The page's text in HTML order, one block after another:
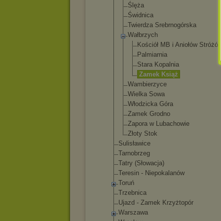
Ślęża
Świdnica
Twierdza Srebrnogórs ka
Wałbrzych
Kościół MB i Aniołów Stróżów
Palmiarnia
Stara Kopalnia
Zamek Książ
Wambierzyce
Wielka Sowa
Włodzicka Góra
Zamek Grodno
Zapora w Lubachowie
Złoty Stok
Sulisławice
Tarnobrzeg
Tatry (Słowacja)
Teresin - Niepokalanów
Toruń
Trzebnica
Ujazd - Zamek Krzyżtopór
Warszawa